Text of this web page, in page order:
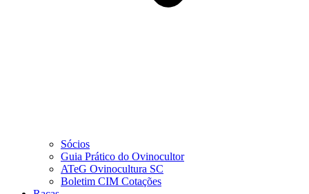
Sócios
Guia Prático do Ovinocultor
ATeG Ovinocultura SC
Boletim CIM Cotações